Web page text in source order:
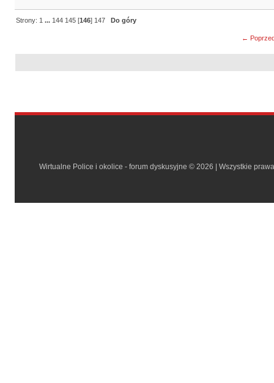
Strony: 1 ... 144 145 [146] 147 Do góry
←
Wirtualne Police i okolice - forum dyskusyjne © 2026 | Wszystkie